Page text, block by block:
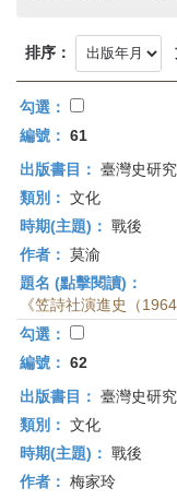
首
頁
排序：
勾選：
編號： 61
出版書目： 臺灣史研
類別： 文化
時期(主題)： 戰後
作者： 莫渝
題名 (點擊閱讀)：
《笠詩社演進史（
勾選：
編號： 62
出版書目： 臺灣史研
類別： 文化
時期(主題)： 戰後
作者： 梅家玲